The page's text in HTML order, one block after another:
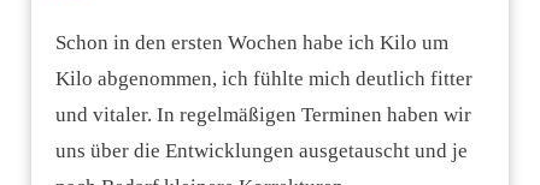
Schon in den ersten Wochen habe ich Kilo um
Kilo abgenommen, ich fühlte mich deutlich fitter
und vitaler. In regelmäßigen Terminen haben wir
uns über die Entwicklungen ausgetauscht und je